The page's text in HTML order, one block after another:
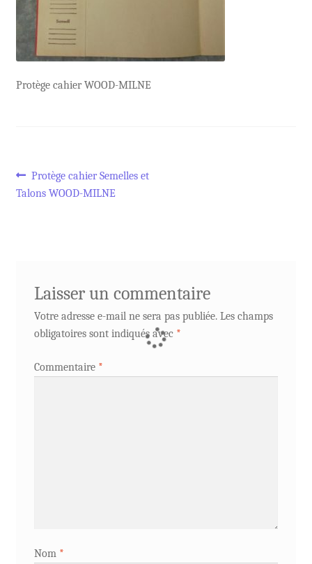
Protège cahier WOOD-MILNE
Navigation
Article
précédent :
Protège cahier Semelles et
Talons WOOD-MILNE
Laisser un commentaire
Votre adresse e-mail ne sera pas publiée. Les champs
obligatoires sont indiqués avec *
Commentaire *
Nom *